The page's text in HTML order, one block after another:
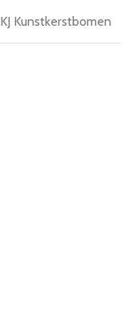
KJ Kunstkerstbomen